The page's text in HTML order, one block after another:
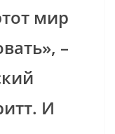
мир
–
И